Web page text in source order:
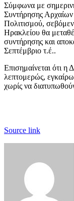
Σύμφωνα με
Συντήρησης
Πολιτισμού,
Ηρακλείου θα
συντήρησης και
Σεπτέμβριο τ.έ..
Επισημαίνεται ότι η
λεπτομερώς,
χωρίς να
Source link